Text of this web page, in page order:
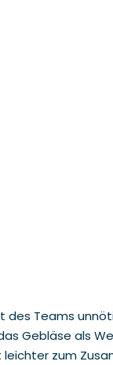
Teams
Gebläse als
zum